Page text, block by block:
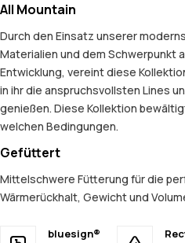
All Mountain
Durch den Einsatz unserer
Materialien und dem Schwerpunkt
Entwicklung, vereint diese
in ihr die anspruchsvollsten Lines
genießen. Diese Kollektion
welchen Bedingungen.
Gefüttert
Mittelschwere Fütterung für die
Wärmerückhalt, Gewicht und
bluesign®